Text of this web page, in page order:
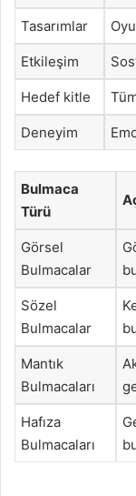
Tasarımlar
Etkileşim
Hedef kitle
Deneyim
Bulmaca
Türü
Görsel
Bulmacalar
Sözel
Bulmacalar
Mantık
Bulmacaları
Hafıza
Bulmacaları